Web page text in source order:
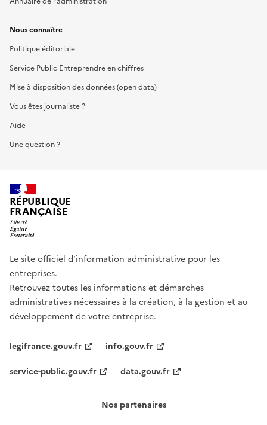
Nous connaître
Politique éditoriale
Service Public Entreprendre en chiffres
Mise à disposition des données (open data)
Vous êtes journaliste ?
Aide
Une question ?
RÉPUBLIQUE
FRANÇAISE
Le site officiel d’information administrative pour les
entreprises.
Retrouvez toutes les informations et démarches
administratives nécessaires à la création, à la gestion et au
développement de votre entreprise.
legifrance.gouv.fr
info.gouv.fr
service-public.gouv.fr
data.gouv.fr
Nos partenaires